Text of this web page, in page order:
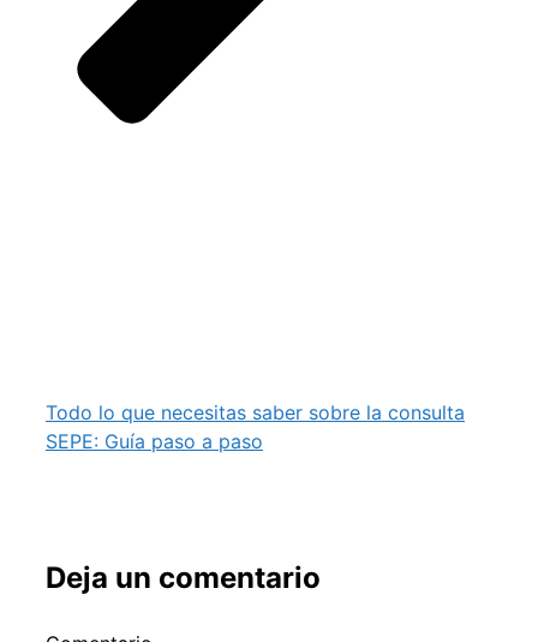
Todo lo que necesitas saber sobre la consulta
SEPE: Guía paso a paso
Deja un comentario